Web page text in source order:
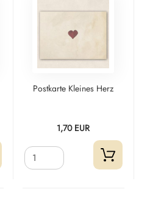
Postkarte Kleines Herz
1,70 EUR